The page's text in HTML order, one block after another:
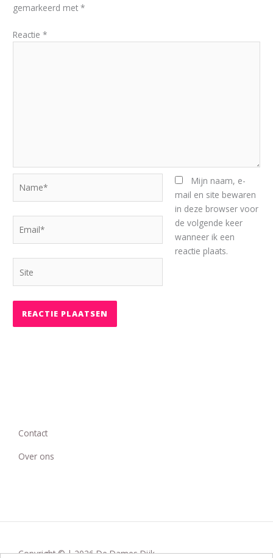
gemarkeerd met*
Reactie*
Mijn naam, e-
mail en site bewaren
in deze browser voor
de volgende keer
wanneer ik een
reactie plaats.
Contact
Over ons
Copyright © | 2026 De Dames Dijk